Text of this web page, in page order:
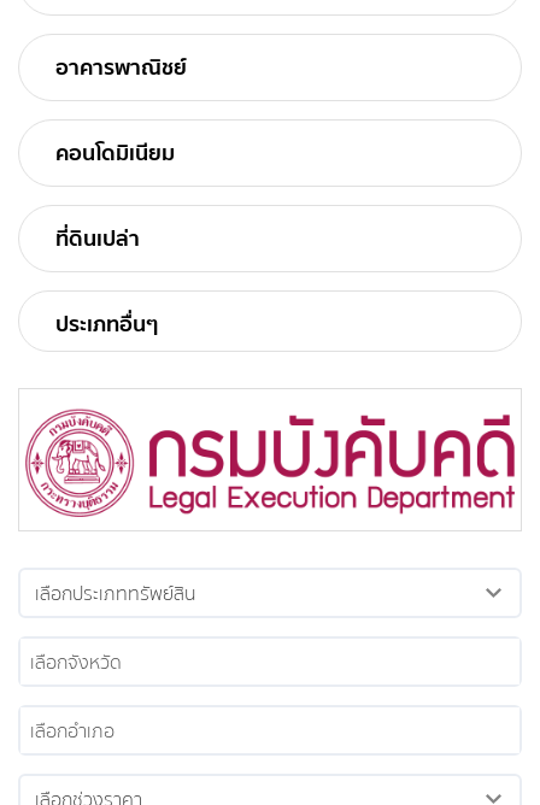
อาคารพาณิชย์
คอนโดมิเนียม
ที่ดินเปล่า
ประเภทอื่นๆ
เลือกจังหวัด
เลือกอำเภอ